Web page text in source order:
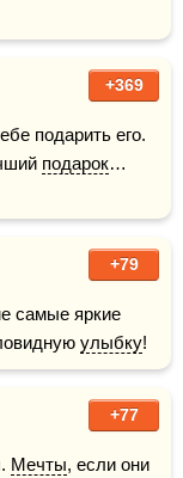
+369
подарить его.
подарок…
+79
самые яркие
улыбку!
+77
Мечты, если они